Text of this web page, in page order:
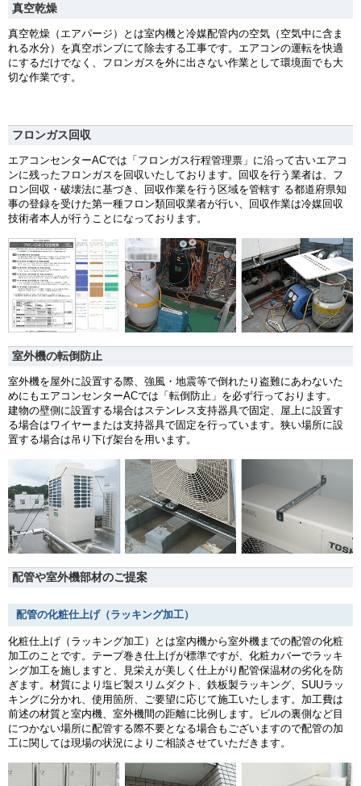
真空乾燥
真空乾燥（エアパージ）とは室内機と冷媒配管内の空気（空気中に含ま
れる水分）を真空ポンプにて除去する工事です。エアコンの運転を快適
にするだけでなく、フロンガスを外に出さない作業として環境面でも大
切な作業です。
フロンガス回収
エアコンセンターACでは「フロンガス行程管理票」に沿って古いエアコ
ンに残ったフロンガスを回収いたしております。回収を行う業者は、フ
ロン回収・破壊法に基づき、回収作業を行う区域を管轄す る都道府県知
事の登録を受けた第一種フロン類回収業者が行い、回収作業は冷媒回収
技術者本人が行うことになっております。
室外機の転倒防止
室外機を屋外に設置する際、強風・地震等で倒れたり盗難にあわないた
めにもエアコンセンターACでは「転倒防止」を必ず行っております。
建物の壁側に設置する場合はステンレス支持器具で固定、屋上に設置す
る場合はワイヤーまたは支持器具で固定を行っています。狭い場所に設
置する場合は吊り下げ架台を用います。
配管や室外機部材のご提案
配管の化粧仕上げ（ラッキング加工）
化粧仕上げ（ラッキング加工）とは室内機から室外機までの配管の化粧
加工のことです。テープ巻き仕上げが標準ですが、化粧カバーでラッキ
ング加工を施しますと、見栄えが美しく仕上がり配管保温材の劣化を防
ぎます。材質により塩ビ製スリムダクト、鉄板製ラッキング、SUUラッ
キングに分かれ、使用箇所、ご要望に応じて施工いたします。加工費は
前述の材質と室内機、室外機間の距離に比例します。ビルの裏側など目
につかない場所に配管する際不要となる場合もございますので配管の加
工に関しては現場の状況によりご相談させていただきます。